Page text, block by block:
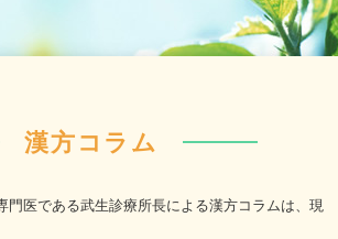
漢方コラム
門医である武生診療所長による漢方コラムは、現